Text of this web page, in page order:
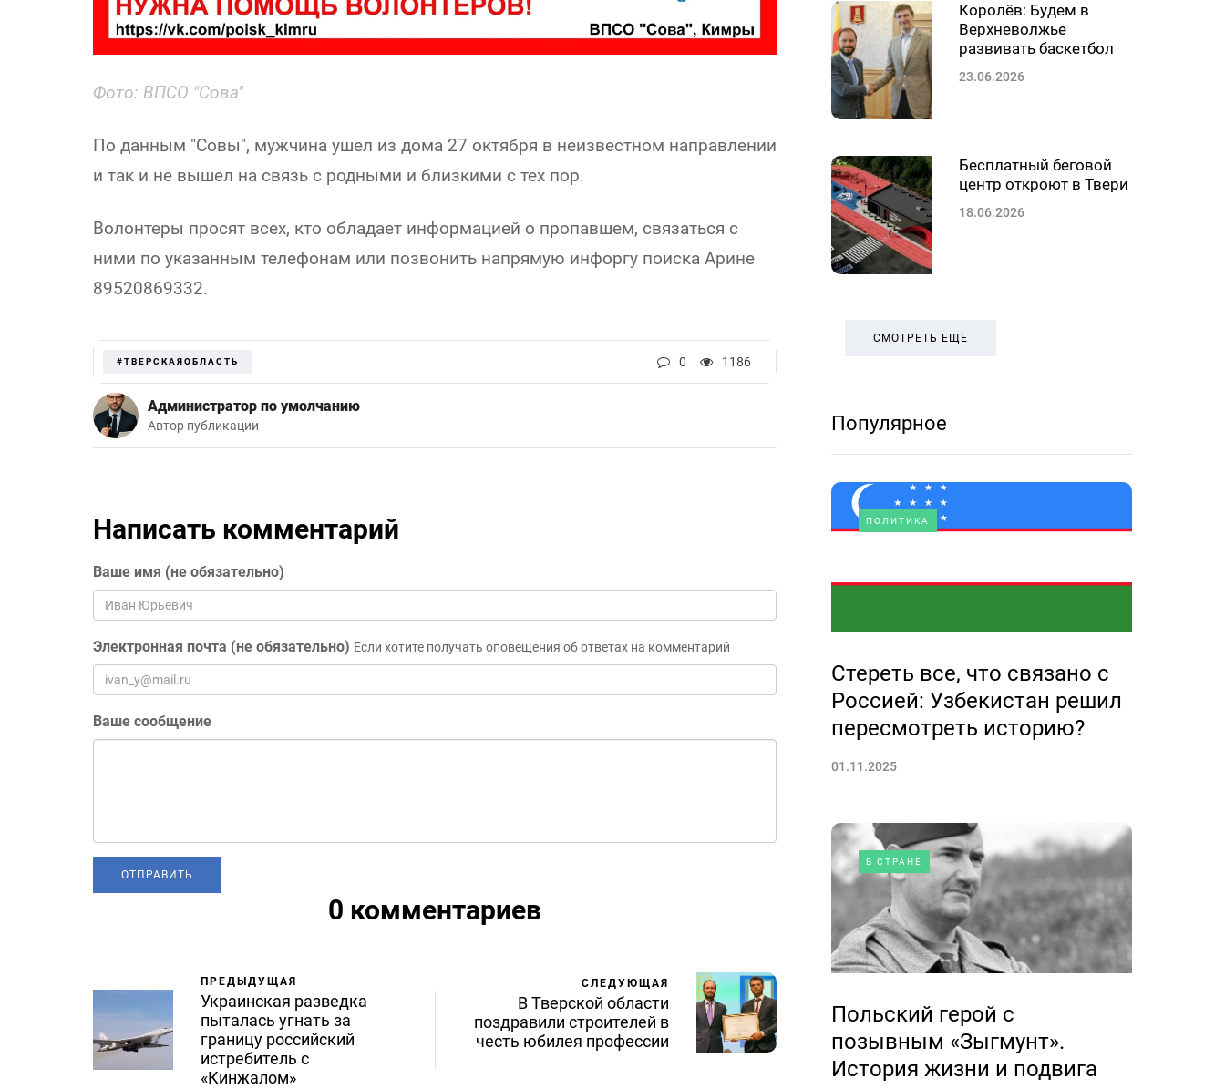
Фото: ВПСО "Сова"
По данным "Совы", мужчина ушел из дома 27 октября в неизвестном направлении
и так и не вышел на связь с родными и близкими с тех пор.
Волонтеры просят всех, кто обладает информацией о пропавшем, связаться с
ними по указанным телефонам или позвонить напрямую инфоргу поиска Арине
89520869332.
#ТВЕРСКАЯОБЛАСТЬ 0 1186
Администратор по умолчанию
Автор публикации
Написать комментарий
Ваше имя (не обязательно)
Электронная почта (не обязательно) Если хотите получать оповещения об ответах на комментарий
Ваше сообщение
0 комментариев
ПРЕДЫДУЩАЯ
Украинская разведка
пыталась угнать за
границу российский
истребитель с
«Кинжалом»
СЛЕДУЮЩАЯ
В Тверской области
поздравили строителей в
честь юбилея профессии
Королёв: Будем в
Верхневолжье
развивать баскетбол
23.06.2026
Бесплатный беговой
центр откроют в Твери
18.06.2026
СМОТРЕТЬ ЕЩЕ
Популярное
ПОЛИТИКА
Стереть все, что связано с
Россией: Узбекистан решил
пересмотреть историю?
01.11.2025
В СТРАНЕ
Польский герой с
позывным «Зыгмунт».
История жизни и подвига